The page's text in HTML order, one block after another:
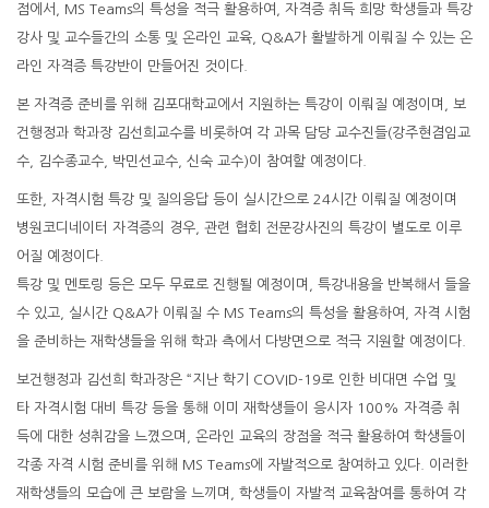
점에서, MS Teams의 특성을 적극 활용하여, 자격증 취득 희망 학생들과 특강
강사 및 교수들간의 소통 및 온라인 교육, Q&A가 활발하게 이뤄질 수 있는 온
라인 자격증 특강반이 만들어진 것이다.
본 자격증 준비를 위해 김포대학교에서 지원하는 특강이 이뤄질 예정이며, 보
건행정과 학과장 김선희교수를 비롯하여 각 과목 담당 교수진들(강주현겸임교
수, 김수종교수, 박민선교수, 신숙 교수)이 참여할 예정이다.
또한, 자격시험 특강 및 질의응답 등이 실시간으로 24시간 이뤄질 예정이며
병원코디네이터 자격증의 경우, 관련 협회 전문강사진의 특강이 별도로 이루
어질 예정이다.
특강 및 멘토링 등은 모두 무료로 진행될 예정이며, 특강내용을 반복해서 들을
수 있고, 실시간 Q&A가 이뤄질 수 MS Teams의 특성을 활용하여, 자격 시험
을 준비하는 재학생들을 위해 학과 측에서 다방면으로 적극 지원할 예정이다.
보건행정과 김선희 학과장은 “지난 학기 COVID-19로 인한 비대면 수업 및
타 자격시험 대비 특강 등을 통해 이미 재학생들이 응시자 100% 자격증 취
득에 대한 성취감을 느꼈으며, 온라인 교육의 장점을 적극 활용하여 학생들이
각종 자격 시험 준비를 위해 MS Teams에 자발적으로 참여하고 있다. 이러한
재학생들의 모습에 큰 보람을 느끼며, 학생들이 자발적 교육참여를 통하여 각